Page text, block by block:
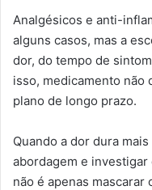
Analgésicos e anti-
alguns casos, mas a
dor, do tempo de
isso, medicamento não
plano de longo prazo.
Quando a dor dura
abordagem e investigar
não é apenas